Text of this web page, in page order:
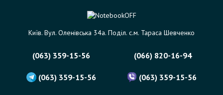
Київ. Вул. Оленівська 34а. Поділ. с.м. Тараса Шевченко
(063) 359-15-56 (066) 820-16-94
(063) 359-15-56 (063) 359-15-56